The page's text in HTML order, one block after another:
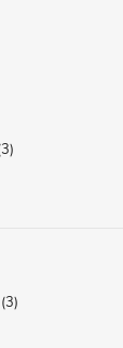
3
3